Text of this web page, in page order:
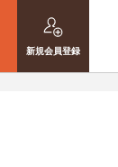
新規会員登録